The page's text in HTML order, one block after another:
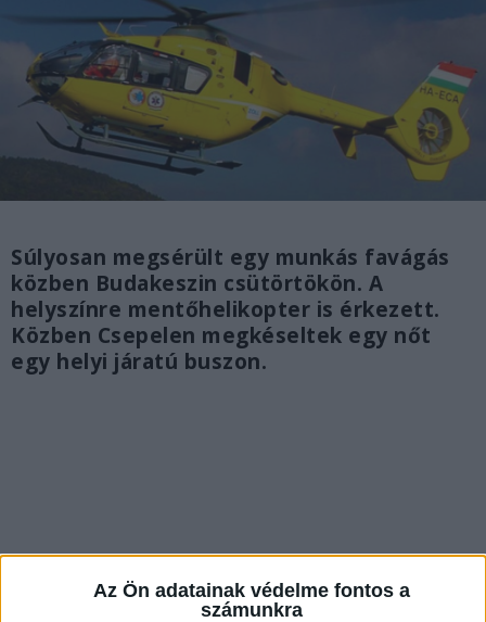
Az Ön adatainak védelme fontos a
számunkra
Súlyosan megsérült egy munkás favágás
közben Budakeszin csütörtökön. A
helyszínre mentőhelikopter is érkezett.
Közben Csepelen megkéseltek egy nőt
egy helyi járatú buszon.